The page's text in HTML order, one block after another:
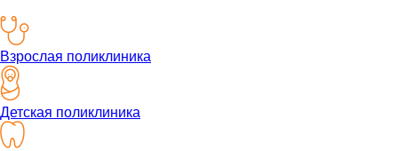
Взрослая поликлиника
Детская поликлиника